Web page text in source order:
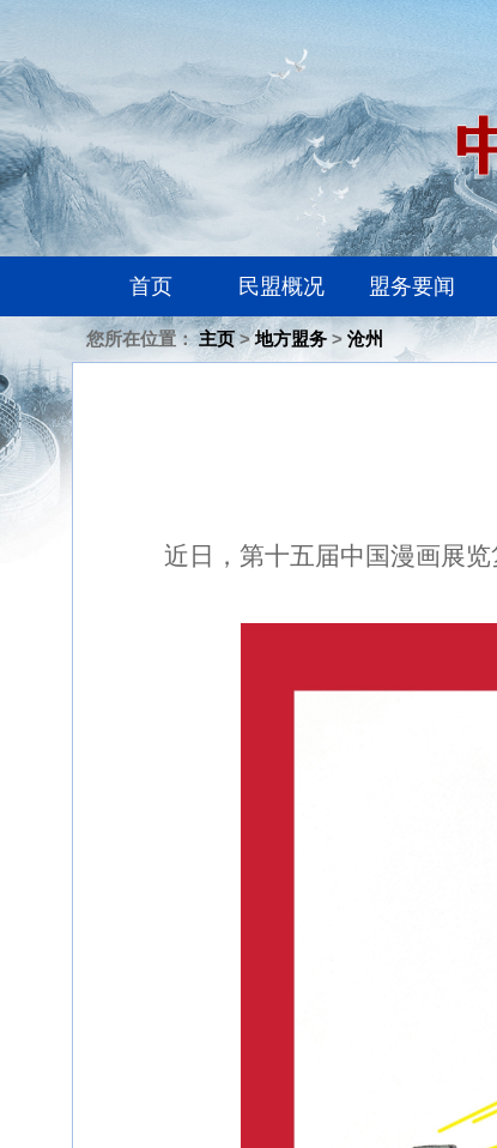
首页 民盟概况 盟务要闻
您所在位置：主页>地方盟务 > 沧州
近日，第十五届中国漫画展